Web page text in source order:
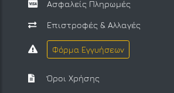
Ασφαλείς Πληρωμές
Επιστροφές & Αλλαγές
Φόρμα Εγγυήσεων
Όροι Χρήσης